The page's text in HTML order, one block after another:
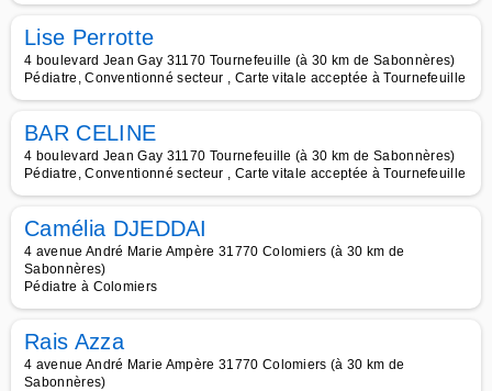
Lise Perrotte
4 boulevard Jean Gay 31170 Tournefeuille (à 30 km de Sabonnères)
Pédiatre, Conventionné secteur , Carte vitale acceptée à Tournefeuille
BAR CELINE
4 boulevard Jean Gay 31170 Tournefeuille (à 30 km de Sabonnères)
Pédiatre, Conventionné secteur , Carte vitale acceptée à Tournefeuille
Camélia DJEDDAI
4 avenue André Marie Ampère 31770 Colomiers (à 30 km de
Sabonnères)
Pédiatre à Colomiers
Rais Azza
4 avenue André Marie Ampère 31770 Colomiers (à 30 km de
Sabonnères)